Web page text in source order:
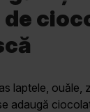
laptele, ouăle,
adaugă